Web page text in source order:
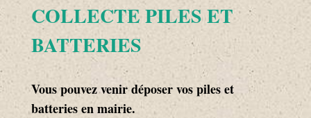
COLLECTE PILES ET
BATTERIES
Vous pouvez venir déposer vos piles et
batteries en mairie.